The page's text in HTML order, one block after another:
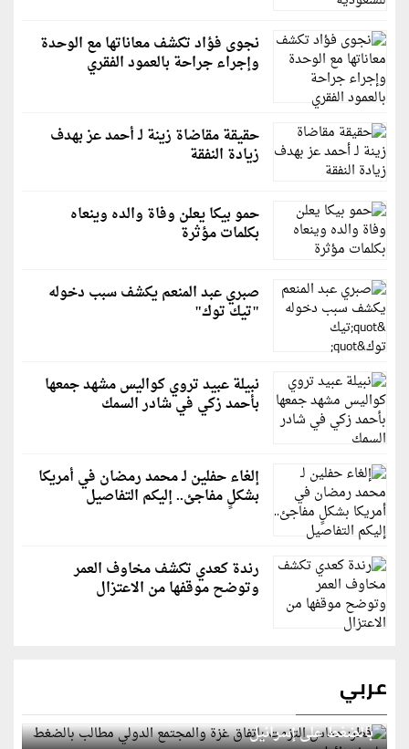
نجوى فؤاد تكشف معاناتها مع الوحدة
وإجراء جراحة بالعمود الفقري
حقيقة مقاضاة زينة لـ أحمد عز بهدف
زيادة النفقة
حمو بيكا يعلن وفاة والده وينعاه
بكلمات مؤثرة
صبري عبد المنعم يكشف سبب دخوله
"تيك توك"
نبيلة عبيد تروي كواليس مشهد جمعها
بأحمد زكي في شادر السمك
إلغاء حفلين لـ محمد رمضان في أمريكا
بشكلٍ مفاجئ.. إليكم التفاصيل
رندة كعدي تكشف مخاوف العمر
وتوضح موقفها من الاعتزال
عربي
قطر: حماس التزمت باتفاق غزة والمجتمع الدولي مطالب
بالضغط على إسرائيل